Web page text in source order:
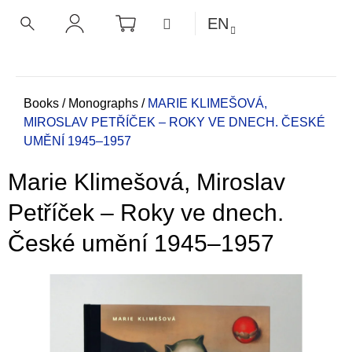
SHOPPING
CART MENUEN
Home
Books / Monographs / MARIE KLIMEŠOVÁ,
MIROSLAV PETŘÍČEK – ROKY VE DNECH. ČESKÉ
UMĚNÍ 1945–1957
Marie Klimešová, Miroslav
Petříček – Roky ve dnech.
České umění 1945–1957
BACK
BACK
h
a
r
e
y
o